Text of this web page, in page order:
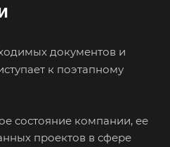
документов и
к поэтапному
состояние компании, ее
проектов в сфере